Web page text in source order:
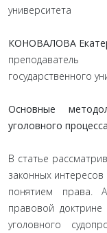
университета
КОНОВАЛОВА
государственного
Основные
уголовного процесса
В статье
законных
понятием права.
правовой
уголовного